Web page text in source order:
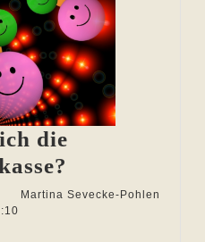
die
ist
Martina Sevecke-Pohlen